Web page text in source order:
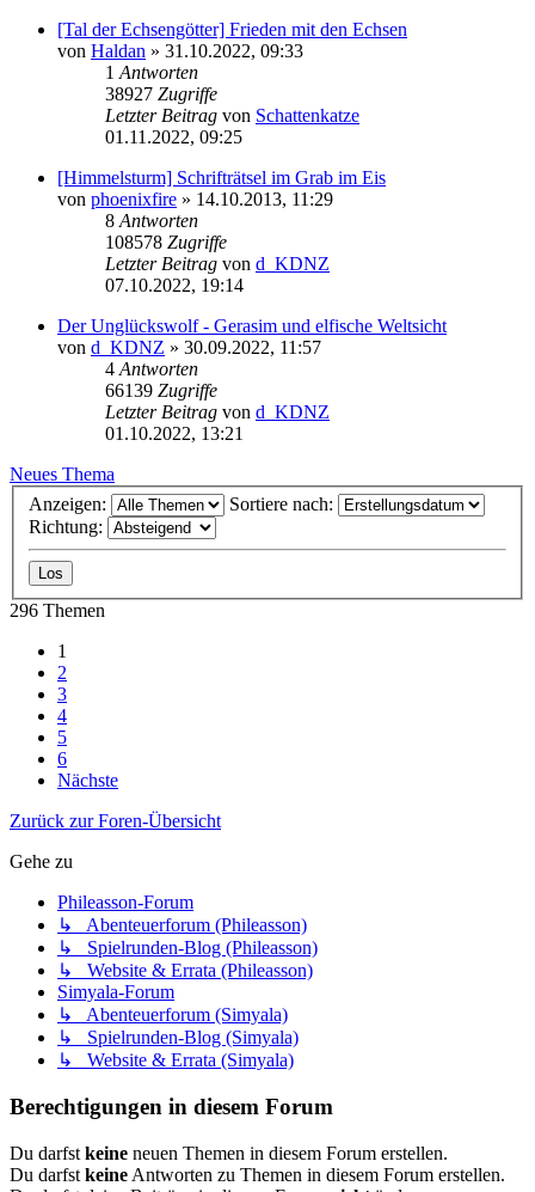
[Tal der Echsengötter] Frieden mit den Echsen
von Haldan » 31.10.2022, 09:33
1 Antworten
38927 Zugriffe
Letzter Beitrag von Schattenkatze
01.11.2022, 09:25
[Himmelsturm] Schrifträtsel im Grab im Eis
von phoenixfire » 14.10.2013, 11:29
8 Antworten
108578 Zugriffe
Letzter Beitrag von d_KDNZ
07.10.2022, 19:14
Der Unglückswolf - Gerasim und elfische Weltsicht
von d_KDNZ » 30.09.2022, 11:57
4 Antworten
66139 Zugriffe
Letzter Beitrag von d_KDNZ
01.10.2022, 13:21
Neues Thema
Anzeigen:
Sortiere nach:
Richtung:
296 Themen
1
2
3
4
5
6
Nächste
Zurück zur Foren-Übersicht
Gehe zu
Phileasson-Forum
↳ Abenteuerforum (Phileasson)
↳ Spielrunden-Blog (Phileasson)
↳ Website & Errata (Phileasson)
Simyala-Forum
↳ Abenteuerforum (Simyala)
↳ Spielrunden-Blog (Simyala)
↳ Website & Errata (Simyala)
Berechtigungen in diesem Forum
Du darfst keine neuen Themen in diesem Forum erstellen.
Du darfst keine Antworten zu Themen in diesem Forum erstellen.